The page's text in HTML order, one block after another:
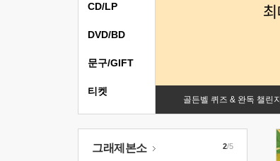
골든벨 퀴즈 & 완독 챌린지
CD/LP
DVD/BD
문구/GIFT
티켓
그래제본소 2/5